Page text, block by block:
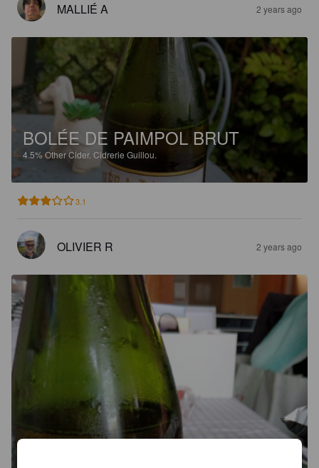
MALLIÉ A 2 years ago
BOLÉE DE PAIMPOL BRUT
4.5% Other Cider. Cidrerie Guillou.
3.1
OLIVIER R 2 years ago